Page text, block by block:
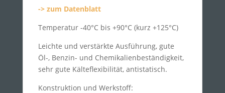
-> zum Datenblatt
Temperatur -40°C bis +90°C (kurz +125°C)
Leichte und verstärkte Ausführung, gute
Öl-, Benzin- und Chemikalienbeständigkeit,
sehr gute Kälteflexibilität, antistatisch.
Konstruktion und Werkstoff: